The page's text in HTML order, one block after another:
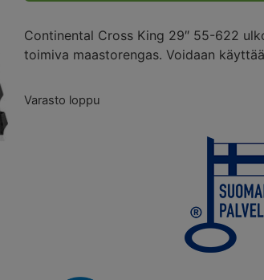
Continental Cross King 29″ 55-622
toimiva maastorengas. Voidaan
Varasto loppu